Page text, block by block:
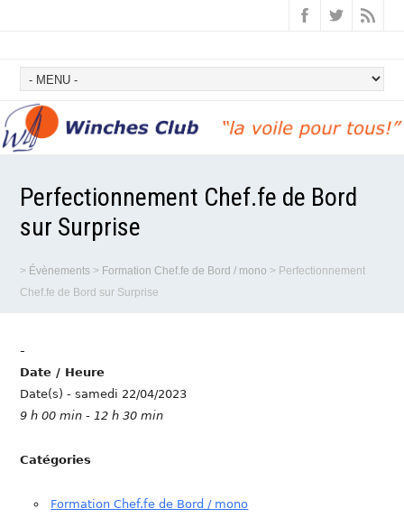
Perfectionnement Chef.fe de Bord
sur Surprise
> Évènements > Formation Chef.fe de Bord / mono > Perfectionnement
Chef.fe de Bord sur Surprise
-
Date / Heure
Date(s) - samedi 22/04/2023
9 h 00 min - 12 h 30 min
Catégories
Formation Chef.fe de Bord / mono